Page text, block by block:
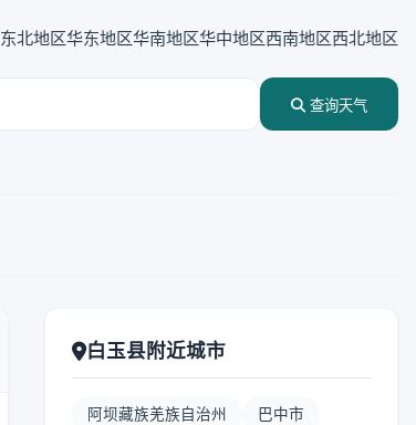
东北地区华东地区华南地区华中地区西南地区西北地区
查询天气
白玉县附近城市
阿坝藏族羌族自治州 巴中市